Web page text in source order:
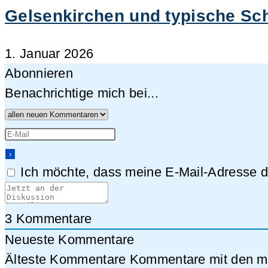
Gelsenkirchen und typische
1. Januar 2026
Abonnieren
Benachrichtige mich bei...
Ich möchte, dass meine E-Mail-Adresse
3 Kommentare
Neueste Kommentare
Älteste Kommentare Kommentare mit den